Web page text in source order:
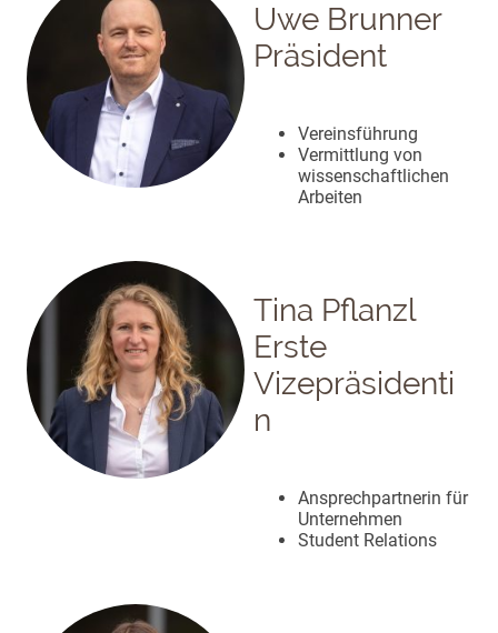
Uwe Brunner
Präsident
Vereinsführung
Vermittlung von
wissenschaftlichen
Arbeiten
Tina Pflanzl
Erste
Vizepräsidenti
n
Ansprechpartnerin für
Unternehmen
Student Relations